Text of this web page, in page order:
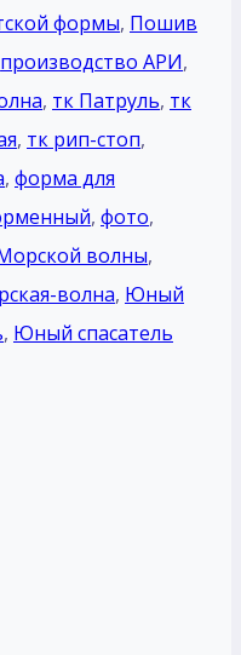
формы, Пошив
производство АРИ,
, тк Патруль, тк
, тк рип-стоп,
, форма для
, фото,
волны,
волна, Юный
, Юный спасатель